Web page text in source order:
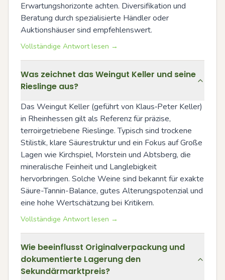
Erwartungshorizonte achten. Diversifikation und
Beratung durch spezialisierte Händler oder
Auktionshäuser sind empfehlenswert.
Vollständige Antwort lesen →
Was zeichnet das Weingut Keller und seine
Rieslinge aus?
Das Weingut Keller (geführt von Klaus‑Peter Keller)
in Rheinhessen gilt als Referenz für präzise,
terroirgetriebene Rieslinge. Typisch sind trockene
Stilistik, klare Säurestruktur und ein Fokus auf Große
Lagen wie Kirchspiel, Morstein und Abtsberg, die
mineralische Feinheit und Langlebigkeit
hervorbringen. Solche Weine sind bekannt für exakte
Säure-Tannin-Balance, gutes Alterungspotenzial und
eine hohe Wertschätzung bei Kritikern.
Vollständige Antwort lesen →
Wie beeinflusst Originalverpackung und
dokumentierte Lagerung den
Sekundärmarktpreis?